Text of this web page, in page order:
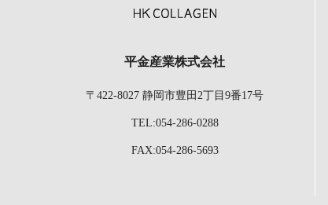
平金産業株式会社
〒422-8027 静岡市豊田2丁目9番17号
TEL:054-286-0288
FAX:054-286-5693